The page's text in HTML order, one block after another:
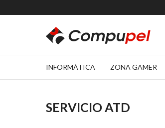
INFORMÁTICA ZONA GAMER
SERVICIO ATD